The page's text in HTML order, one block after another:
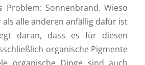
Problem: Sonnenbrand. Wieso
als alle anderen anfällig dafür ist
daran, dass es für diesen
organische Pigmente